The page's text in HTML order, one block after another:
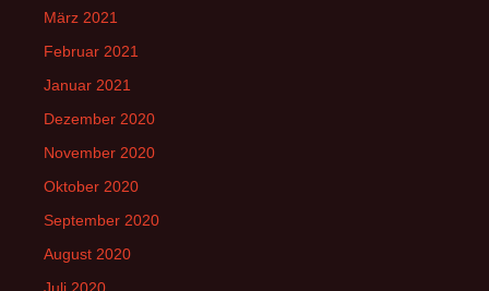
März 2021
Februar 2021
Januar 2021
Dezember 2020
November 2020
Oktober 2020
September 2020
August 2020